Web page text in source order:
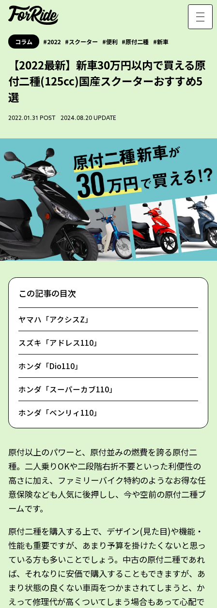
コラム 2022 スクーター 便利 原付二種 新車
【2022最新】新車30万円以内で買える原
付二種(125cc)国産スクーターおすすめ5
選
2022.01.31 POST 2024.08.20 UPDATE
この記事の目次
ヤマハ「アクシスZ」
スズキ「アドレス110」
ホンダ「Dio110」
ホンダ「スーパーカブ110」
ホンダ「ベンリィ110」
原付以上のパワーと、原付並みの燃費を誇る原付二
種。二人乗りOKや二段階右折不要といった利便性の
高さに加え、ファミリーバイク特約のようなお得な任
意保険なども人気に後押しし、今や空前の原付二種ブ
ームです。
原付二種を購入する上で、デザイン(見た目)や機能・
性能も重要ですが、あまり予算を掛けたくないと思っ
ている方も多いことでしょう。中古の原付二種であれ
ば、それなりに安価で購入することもできますが、あ
まり状態の良くない車両をつかまされてしまうと、か
えって修理代が高くついてしまう場合もあって心配で